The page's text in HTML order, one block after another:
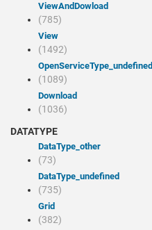
viewAndDowload
(785)
view
(1492)
openServiceType_undefined
(1089)
Download
(1036)
DATATYPE
dataType_other
(73)
dataType_undefined
(735)
Grid
(382)